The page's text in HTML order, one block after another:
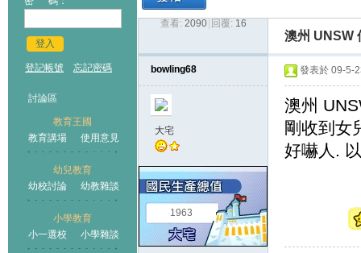
登入
登記帳號 忘記密碼
討論區
教育王國
教育講場
使用意見
幼兒教育
幼校討論
幼教雜談
小學教育
小一選校
小學雜談
王國
› ›
查看: 2090 回覆: 16
澳州 UNSW
bowling68
大宅
1963
發表於 09-5-
澳州
剛收到女
好嚇人.